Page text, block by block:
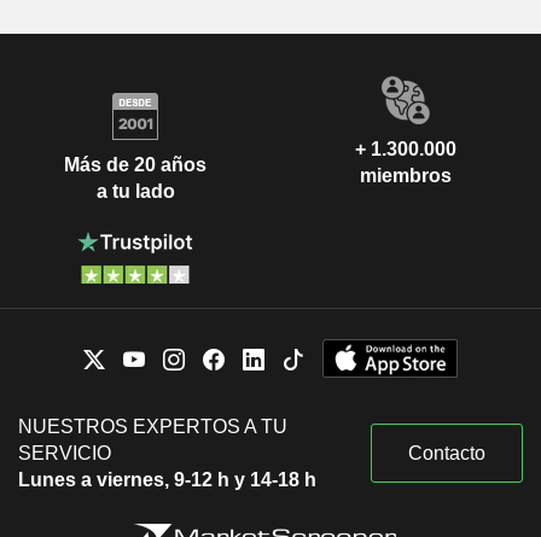
Más de 20 años
a tu lado
+ 1.300.000
miembros
NUESTROS EXPERTOS A TU
SERVICIO
Lunes a viernes, 9-12 h y 14-18 h
Contacto